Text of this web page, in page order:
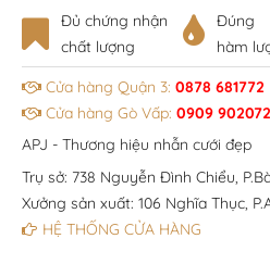
Đủ chứng nhận
chất lượng
Đúng
hàm
Cửa hàng Quận 3: 0878 681772
Cửa hàng Gò Vấp: 0909 902072
APJ - Thương hiệu nhẫn cưới đẹp
Trụ sở: 738 Nguyễn Đình Chiểu,
Xưởng sản xuất: 106 Nghĩa Thục,
HỆ THỐNG CỬA HÀNG